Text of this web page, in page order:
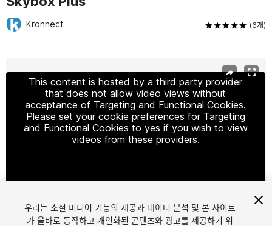
Kronnect (6개)
This content is hosted by a third party provider
that does not allow video views without
acceptance of Targeting and Functional Cookies.
Please set your cookie preferences for Targeting
and Functional Cookies to yes if you wish to view
videos from these providers.
1/14
우리는 소셜 미디어 기능의 제공과 데이터 분석 및 본 사이트
가 올바로 동작하고 개인화된 콘텐츠와 광고를 제공하기 위